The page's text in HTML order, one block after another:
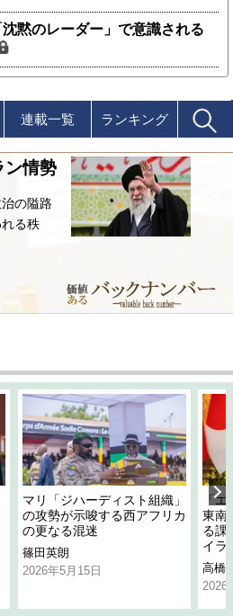
黙のレーダー」で意識される
連載一覧 ランキング
ン情勢
の隘路
る秩
マリ「ジハーディスト組織」
の攻勢が示唆する西アフリカ
の更なる混迷
篠田英朗
2026年5月15日
「
東南
る課
イラ
高橋
2026